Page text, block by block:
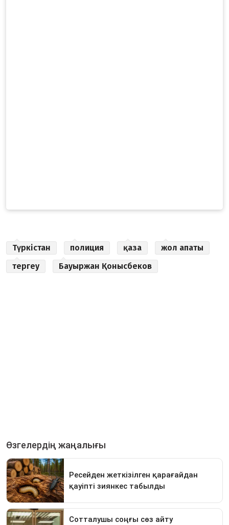
Түркістан полиция қаза
жол апаты
тергеу
Бауыржан Қонысбеков